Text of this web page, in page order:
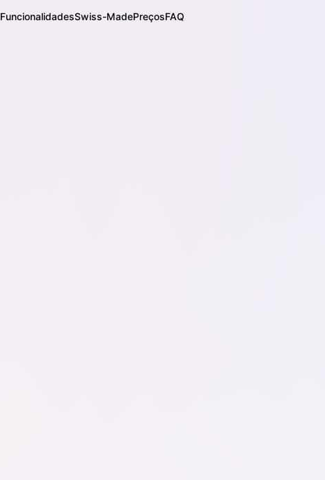
FuncionalidadesSwiss-MadePreçosFAQ